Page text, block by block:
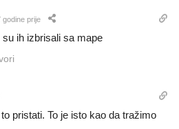
godine prije
ih izbrisali sa mape
pristati. To je isto kao da tražimo